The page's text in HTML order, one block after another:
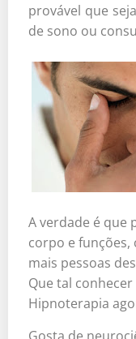
provável que
de sono ou
A verdade é que
corpo e
mais pessoas
Que tal
Hipnoterapia